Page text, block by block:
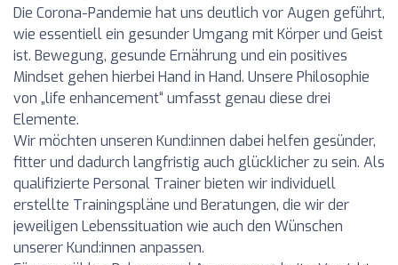
Die Corona-Pandemie hat uns deutlich vor Augen geführt,
wie essentiell ein gesunder Umgang mit Körper und Geist
ist. Bewegung, gesunde Ernährung und ein positives
Mindset gehen hierbei Hand in Hand. Unsere Philosophie
von „life enhancement“ umfasst genau diese drei
Elemente.
Wir möchten unseren Kund:innen dabei helfen gesünder,
fitter und dadurch langfristig auch glücklicher zu sein. Als
qualifizierte Personal Trainer bieten wir individuell
erstellte Trainingspläne und Beratungen, die wir der
jeweiligen Lebenssituation wie auch den Wünschen
unserer Kund:innen anpassen.